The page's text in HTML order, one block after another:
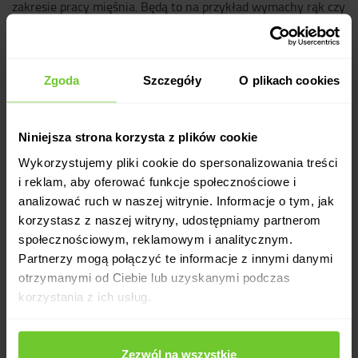
Zgoda Szczegóły O plikach cookies
Niniejsza strona korzysta z plików cookie
Wykorzystujemy pliki cookie do spersonalizowania treści
i reklam, aby oferować funkcje społecznościowe i
analizować ruch w naszej witrynie. Informacje o tym, jak
korzystasz z naszej witryny, udostępniamy partnerom
społecznościowym, reklamowym i analitycznym.
Partnerzy mogą połączyć te informacje z innymi danymi
otrzymanymi od Ciebie lub uzyskanymi podczas
korzystania z ich usług.
Zezwól na wszystkie
zakresie pracy mięśnia. Będą to na przykład wymachy rąk czy
nóg lub skłony tułowia. Takie ćwiczenia wykonujemy w 2-3
seriach po 10 powtórzeń. Statyczny polega na utrzymaniu